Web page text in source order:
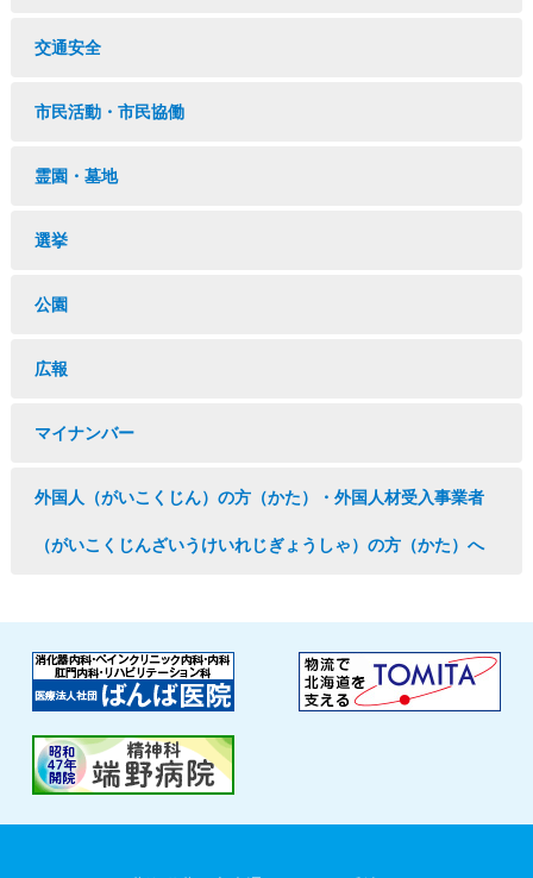
交通安全
市民活動・市民協働
霊園・墓地
選挙
公園
広報
マイナンバー
外国人（がいこくじん）の方（かた）・外国人材受入事業者
（がいこくじんざいうけいれじぎょうしゃ）の方（かた）へ